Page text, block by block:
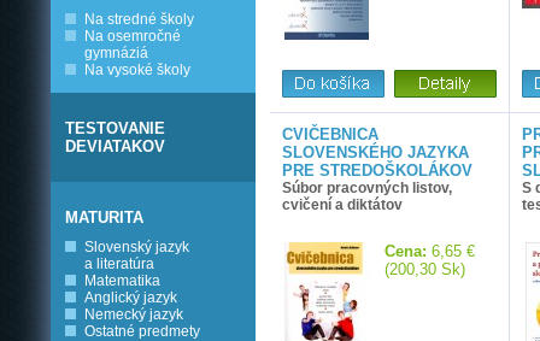
Na stredné školy
Na osemročné
gymnáziá
Na vysoké školy
TESTOVANIE
DEVIATAKOV
MATURITA
Slovenský jazyk
a literatúra
Matematika
Anglický jazyk
Nemecký jazyk
Ostatné predmety
CVIČEBNICA
SLOVENSKÉHO JAZYKA
PRE STREDOŠKOLÁKOV
Súbor pracovných listov,
cvičení a diktátov
Cena: 6,65 €
(200,30 Sk)
S